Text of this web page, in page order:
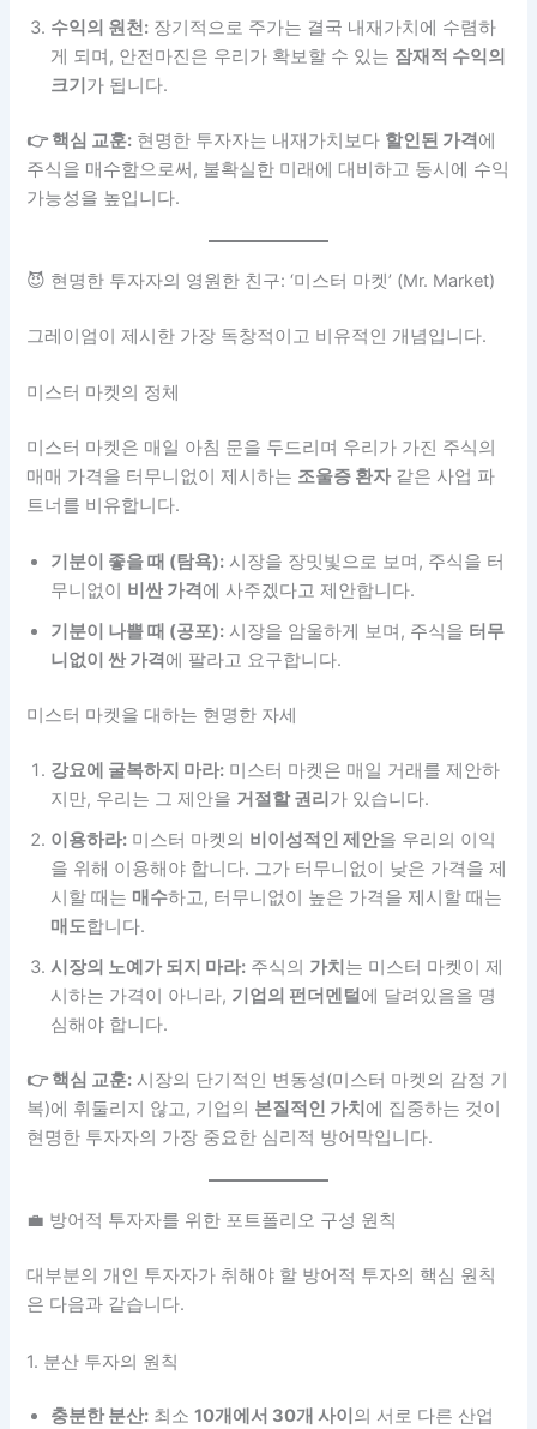
수익의 원천: 장기적으로 주가는 결국 내재가치에 수렴하
게 되며, 안전마진은 우리가 확보할 수 있는 잠재적 수익의
크기 가 됩니다.
👉 핵심 교훈: 현명한 투자자는 내재가치보다 할인된 가격 에
주식을 매수함으로써, 불확실한 미래에 대비하고 동시에 수익
가능성을 높입니다.
😈 현명한 투자자의 영원한 친구: ‘미스터 마켓’ (Mr. Market)
그레이엄이 제시한 가장 독창적이고 비유적인 개념입니다.
미스터 마켓의 정체
미스터 마켓은 매일 아침 문을 두드리며 우리가 가진 주식의
매매 가격을 터무니없이 제시하는 조울증 환자같은 사업 파
트너를 비유합니다.
기분이 좋을 때 (탐욕): 시장을 장밋빛으로 보며, 주식을 터
무니없이 비싼 가격 에 사주겠다고 제안합니다.
기분이 나쁠 때 (공포): 시장을 암울하게 보며, 주식을 터무
니없이 싼 가격 에 팔라고 요구합니다.
미스터 마켓을 대하는 현명한 자세
강요에 굴복하지 마라: 미스터 마켓은 매일 거래를 제안하
지만, 우리는 그 제안을 거절할 권리 가 있습니다.
이용하라: 미스터 마켓의 비이성적인 제안을 우리의 이익
을 위해 이용해야 합니다. 그가 터무니없이 낮은 가격을 제
시할 때는 매수하고, 터무니없이 높은 가격을 제시할 때는
매도합니다.
시장의 노예가 되지 마라: 주식의 가치 는 미스터 마켓이 제
시하는 가격이 아니라, 기업의 펀더멘털 에 달려있음을 명
심해야 합니다.
👉 핵심 교훈: 시장의 단기적인 변동성(미스터 마켓의 감정 기
복)에 휘둘리지 않고, 기업의 본질적인 가치 에 집중하는 것이
현명한 투자자의 가장 중요한 심리적 방어막입니다.
💼 방어적 투자자를 위한 포트폴리오 구성 원칙
대부분의 개인 투자자가 취해야 할 방어적 투자의 핵심 원칙
은 다음과 같습니다.
1. 분산 투자의 원칙
충분한 분산: 최소10개에서 30개 사이 의 서로 다른 산업